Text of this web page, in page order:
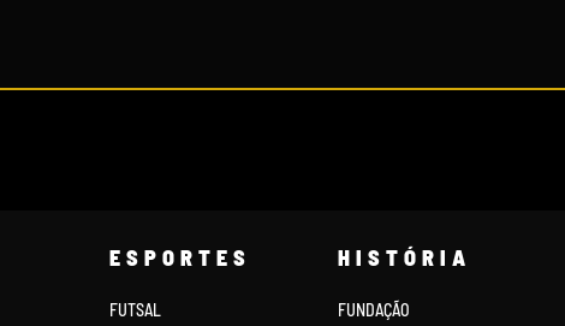
ESPORTES
FUTSAL
HISTÓRIA
FUNDAÇÃO